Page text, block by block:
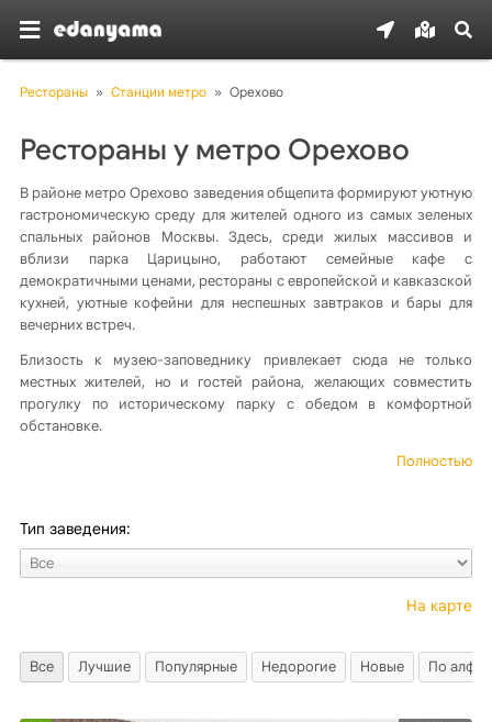
Рестораны » Станции метро » Орехово
Рестораны у метро Орехово
В районе метро Орехово заведения общепита формируют уютную
гастрономическую среду для жителей одного из самых зеленых
спальных районов Москвы. Здесь, среди жилых массивов и
вблизи парка Царицыно, работают семейные кафе с
демократичными ценами, рестораны с европейской и кавказской
кухней, уютные кофейни для неспешных завтраков и бары для
вечерних встреч.
Близость к музею-заповеднику привлекает сюда не только
местных жителей, но и гостей района, желающих совместить
прогулку по историческому парку с обедом в комфортной
обстановке.
Полностью
Тип заведения:
На карте
Все Лучшие Популярные Недорогие Новые По